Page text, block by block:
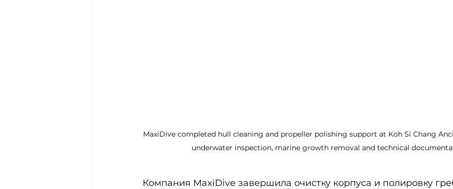
MaxiDive completed hull cleaning and propeller polishing support at Koh Si Chang
underwater inspection, marine growth removal and technical
Компания MaxiDive завершила очистку корпуса и полировку